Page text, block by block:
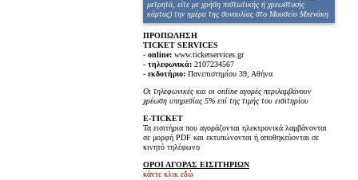
μετρητά, είτε με χρήση πιστωτικής ή χρεωστικής
κάρτας) την ημέρα της συναυλίας στο Μουσείο Μπενάκη
ΠΡΟΠΩΛΗΣΗ
TICKET SERVICES
- online: www.ticketservices.gr
- τηλεφωνικά: 2107234567
- εκδοτήριο: Πανεπιστημίου 39, Αθήνα
Οι τηλεφωνικές και οι online αγορές περιλαμβάνουν
χρέωση υπηρεσίας 5% επί της τιμής του εισιτηρίου
E-TICKET
Τα εισιτήρια που αγοράζονται ηλεκτρονικά λαμβάνονται
σε μορφή PDF και εκτυπώνονται ή αποθηκεύονται σε
κινητό τηλέφωνο
ΟΡΟΙ ΑΓΟΡΑΣ ΕΙΣΙΤΗΡΙΩΝ
κάντε κλικ εδώ